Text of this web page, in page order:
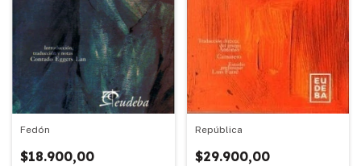
Fedón
$18.900,00
República
$29.900,00